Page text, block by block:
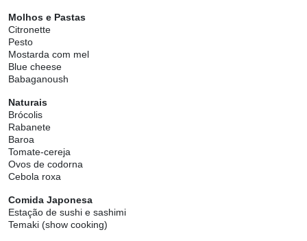
Molhos e Pastas
Citronette
Pesto
Mostarda com mel
Blue cheese
Babaganoush
Naturais
Brócolis
Rabanete
Baroa
Tomate-cereja
Ovos de codorna
Cebola roxa
Comida Japonesa
Estação de sushi e sashimi
Temaki (show cooking)